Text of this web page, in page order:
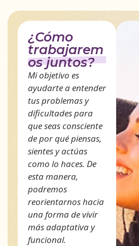
¿Cómo
trabajarem
os juntos?
Mi objetivo es
ayudarte a entender
tus problemas y
dificultades para
que seas consciente
de por qué piensas,
sientes y actúas
como lo haces. De
esta manera,
podremos
reorientarnos hacia
una forma de vivir
más adaptativa y
funcional.